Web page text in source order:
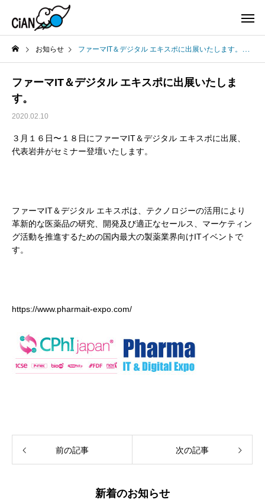
お知らせ ファーマIT＆デジタル エキスポに出展いたします。
ファーマIT＆デジタル エキスポに出展いたしま
す。
2020.02.10
３月１６日〜１８日にファーマIT＆デジタル エキスポに出展、
代表岩井がセミナー登壇いたします。
ファーマIT＆デジタル エキスポは、テクノロジーの活用により
革新的な医薬品の研究、開発及び適正なセールス、マーケティン
グ活動を推進するための国内最大の製薬業界向けITイベントで
す。
https://www.pharmait-expo.com/
前の記事 次の記事
新着のお知らせ